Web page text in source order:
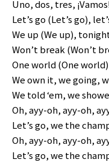
Uno, dos, tres,
Let’s go (Let’s go),
We up (We up),
Won’t break (Won’t
One world (One
We own it, we going,
We told ‘em, we
Oh, ayy-oh, ayy-oh,
Let’s go, we the
Oh, ayy-oh, ayy-oh,
Let’s go, we the